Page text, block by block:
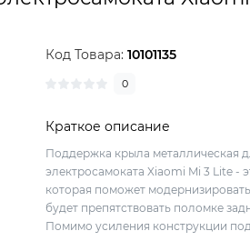
Код Товара:10101135
0
Краткое описание
Поддержка крыла металлическая
электросамоката Xiaomi Mi 3 Lite -
которая поможет
будет препятствовать поломке
Помимо усиления конструкции